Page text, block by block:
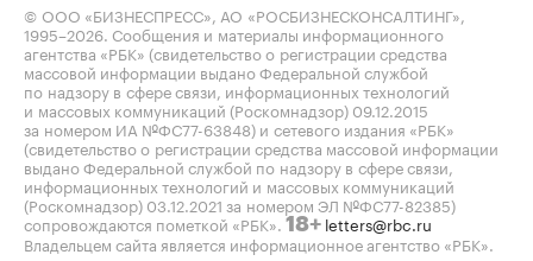
© ООО «БИЗНЕСПРЕСС», АО «РОСБИЗНЕСКОНСАЛТИНГ»,
1995–2026 . Сообщения и материалы информационного
агентства «РБК» (свидетельство о регистрации средства
массовой информации выдано Федеральной службой
по надзору в сфере связи, информационных технологий
и массовых коммуникаций (Роскомнадзор) 09.12.2015
за номером ИА №ФС77-63848) и сетевого издания «РБК»
(свидетельство о регистрации средства массовой информации
выдано Федеральной службой по надзору в сфере связи,
информационных технологий и массовых коммуникаций
(Роскомнадзор) 03.12.2021 за номером ЭЛ №ФС77-82385)
сопровождаются пометкой «РБК». 18+ letters@rbc.ru
Владельцем сайта является информационное агентство «РБК».